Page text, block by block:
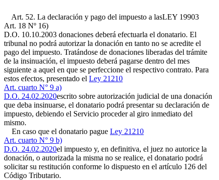
Art. 52. La declaración y pago del impuesto a lasLEY 19903
Art. 18 Nº 16)
D.O. 10.10.2003 donaciones deberá efectuarla el donatario. El
tribunal no podrá autorizar la donación en tanto no se acredite el
pago del impuesto. Tratándose de donaciones liberadas del trámite
de la insinuación, el impuesto deberá pagarse dentro del mes
siguiente a aquel en que se perfeccione el respectivo contrato. Para
estos efectos, presentado el Ley 21210
Art. cuarto N° 9 a)
D.O. 24.02.2020escrito sobre autorización judicial de una donación
que deba insinuarse, el donatario podrá presentar su declaración de
impuesto, debiendo el Servicio proceder al giro inmediato del
mismo.
En caso que el donatario pague Ley 21210
Art. cuarto N° 9 b)
D.O. 24.02.2020el impuesto y, en definitiva, el juez no autorice la
donación, o autorizada la misma no se realice, el donatario podrá
solicitar su restitución conforme lo dispuesto en el artículo 126 del
Código Tributario.